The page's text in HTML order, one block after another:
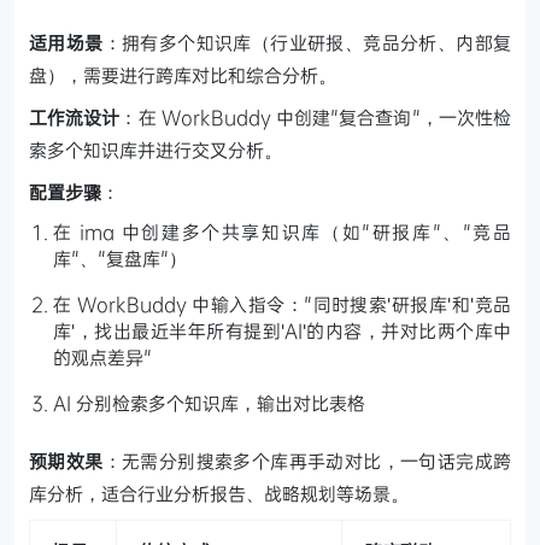
适用场景 ：拥有多个知识库（行业研报、竞品分析、内部复
盘），需要进行跨库对比和综合分析。
工作流设计 ：在 WorkBuddy 中创建"复合查询"，一次性检
索多个知识库并进行交叉分析。
配置步骤 ：
在 ima 中创建多个共享知识库（如"研报库"、"竞品
库"、"复盘库"）
在 WorkBuddy 中输入指令："同时搜索'研报库'和'竞品
库'，找出最近半年所有提到'AI'的内容，并对比两个库中
的观点差异"
AI 分别检索多个知识库，输出对比表格
预期效果 ：无需分别搜索多个库再手动对比，一句话完成跨
库分析，适合行业分析报告、战略规划等场景。